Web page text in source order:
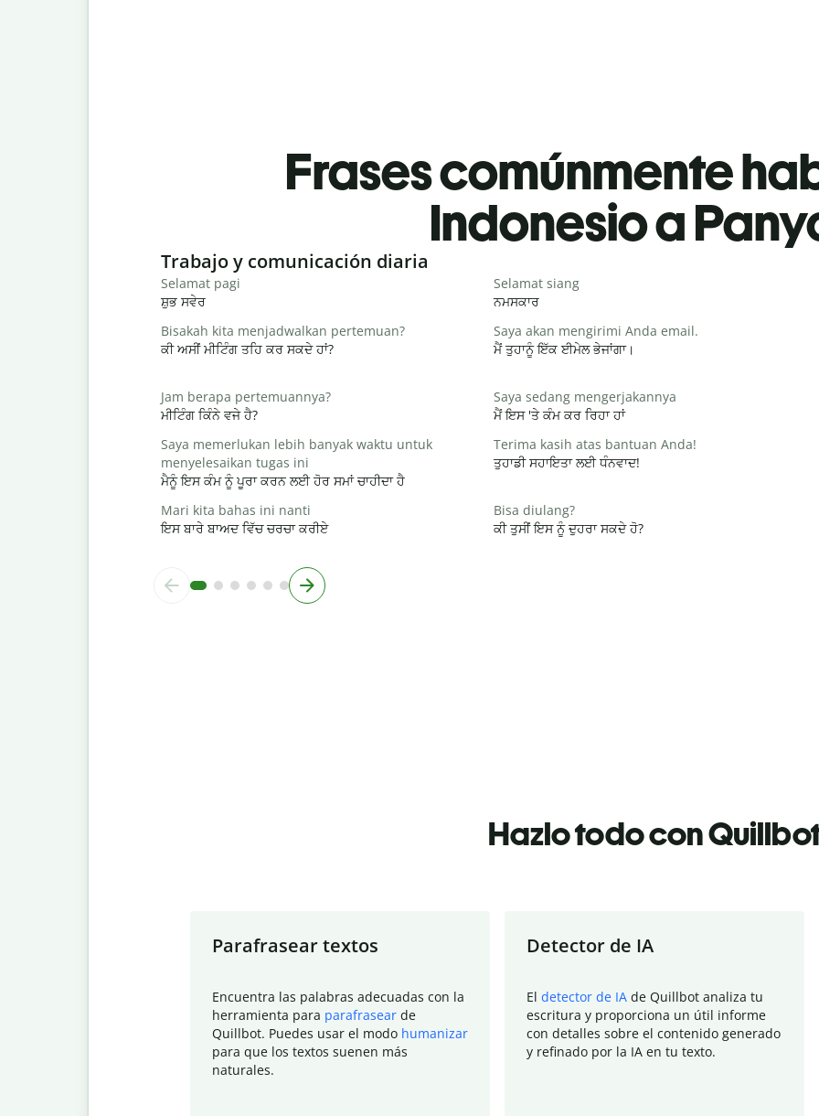
Frases comúnmente
Indonesio a
Slide 1 of 6
Trabajo y comunicación diaria
Selamat pagi
ਸ਼ੁਭ ਸਵੇਰ
Selamat siang
ਨਮਸਕਾਰ
Bisakah kita menjadwalkan pertemuan?
ਕੀ ਅਸੀਂ ਮੀਟਿੰਗ ਤਹਿ ਕਰ ਸਕਦੇ ਹਾਂ?
Saya akan mengirimi Anda email.
ਮੈਂ ਤੁਹਾਨੂੰ ਇੱਕ ਈਮੇਲ ਭੇਜਾਂਗਾ।
Jam berapa pertemuannya?
ਮੀਟਿੰਗ ਕਿੰਨੇ ਵਜੇ ਹੈ?
Saya sedang mengerjakannya
ਮੈਂ ਇਸ 'ਤੇ ਕੰਮ ਕਰ ਰਿਹਾ ਹਾਂ
Saya memerlukan lebih banyak waktu untuk
menyelesaikan tugas ini
ਮੈਨੂੰ ਇਸ ਕੰਮ ਨੂੰ ਪੂਰਾ ਕਰਨ ਲਈ ਹੋਰ ਸਮਾਂ ਚਾਹੀਦਾ ਹੈ
Terima kasih atas bantuan Anda!
ਤੁਹਾਡੀ ਸਹਾਇਤਾ ਲਈ ਧੰਨਵਾਦ!
Mari kita bahas ini nanti
ਇਸ ਬਾਰੇ ਬਾਅਦ ਵਿੱਚ ਚਰਚਾ ਕਰੀਏ
Bisa diulang?
ਕੀ ਤੁਸੀਂ ਇਸ ਨੂੰ ਦੁਹਰਾ ਸਕਦੇ ਹੋ?
Hazlo todo con
Parafrasear textos
Encuentra las palabras adecuadas con la
herramienta para parafrasear de
Quillbot. Puedes usar el modo humanizar
para que los textos suenen más
naturales.
Detector de IA
El detector de IA de Quillbot analiza tu
escritura y proporciona un útil informe
con detalles sobre el contenido generado
y refinado por la IA en tu texto.